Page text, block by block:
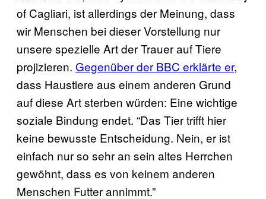
of Cagliari, ist allerdings der Meinung, dass
wir Menschen bei dieser Vorstellung nur
unsere spezielle Art der Trauer auf Tiere
projizieren. Gegenüber der BBC erklärte er,
dass Haustiere aus einem anderen Grund
auf diese Art sterben würden: Eine wichtige
soziale Bindung endet. “Das Tier trifft hier
keine bewusste Entscheidung. Nein, er ist
einfach nur so sehr an sein altes Herrchen
gewöhnt, dass es von keinem anderen
Menschen Futter annimmt.”